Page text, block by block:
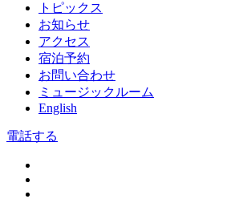
トピックス
お知らせ
アクセス
宿泊予約
お問い合わせ
ミュージックルーム
English
電話する